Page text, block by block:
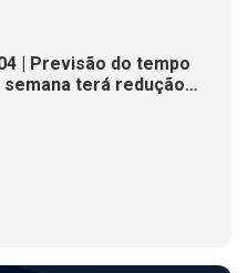
| Previsão do tempo
terá redução